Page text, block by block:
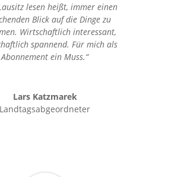
lesen heißt, immer einen
Blick auf die Dinge zu
Wirtschaftlich interessant,
spannend. Für mich als
Abonnement ein Muss.“
Lars Katzmarek
Landtagsabgeordneter